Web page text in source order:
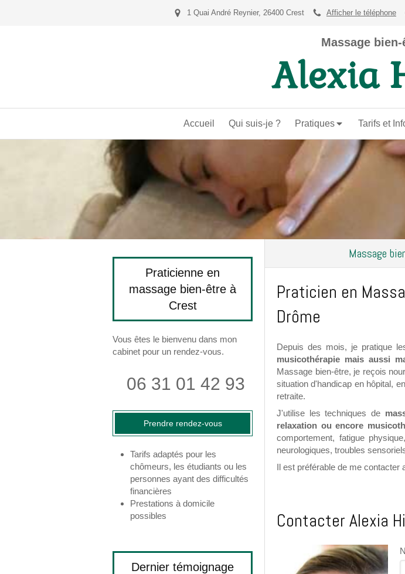
1 Quai André Reynier, 26400 Crest Afficher le téléphone
Massage
Alexia
Accueil Qui suis-je ? Pratiques Tarifs et
Massage
Praticien en
Drôme
Depuis des mois, je pratique
musicothérapie mais aussi
Massage bien-être, je reçois
situation d'handicap en hôpital,
retraite.
J'utilise les techniques de
relaxation ou encore
comportement, fatigue
neurologiques, troubles
Il est préférable de me contacter
Contacter Alexia
Praticienne en
massage bien-être à
Crest
Vous êtes le bienvenu dans mon
cabinet pour un rendez-vous.
06 31 01 42 93
Prendre rendez-vous
Tarifs adaptés pour les
chômeurs, les étudiants ou les
personnes ayant des difficultés
financières
Prestations à domicile
possibles
Dernier témoignage